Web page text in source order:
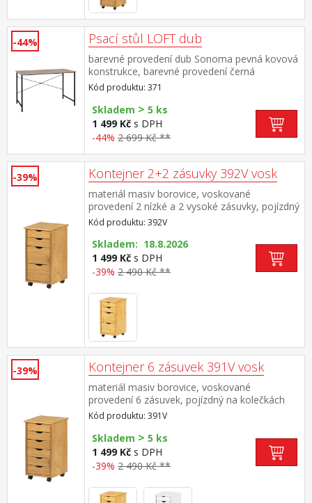
-44% Psací stůl LOFT dub
barevné provedení dub Sonoma pevná kovová
konstrukce, barevné provedení černá
Kód produktu: 371
Skladem > 5 ks
1 499 Kč s DPH
-44% 2 699 Kč **
-39% Kontejner 2+2 zásuvky 392V vosk
materiál masiv borovice, voskované
provedení 2 nízké a 2 vysoké zásuvky, pojízdný
na kolečkách
Kód produktu: 392V
Skladem: 18.8.2026
1 499 Kč s DPH
-39% 2 490 Kč **
-39% Kontejner 6 zásuvek 391V vosk
materiál masiv borovice, voskované
provedení 6 zásuvek, pojízdný na kolečkách
Kód produktu: 391V
Skladem > 5 ks
1 499 Kč s DPH
-39% 2 490 Kč **